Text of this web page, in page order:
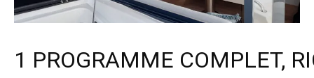
1 PROGRAMME COMPLET,